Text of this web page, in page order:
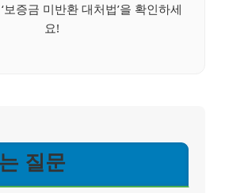
보증금 미반환 대처법’을 확인하세
요!
질문